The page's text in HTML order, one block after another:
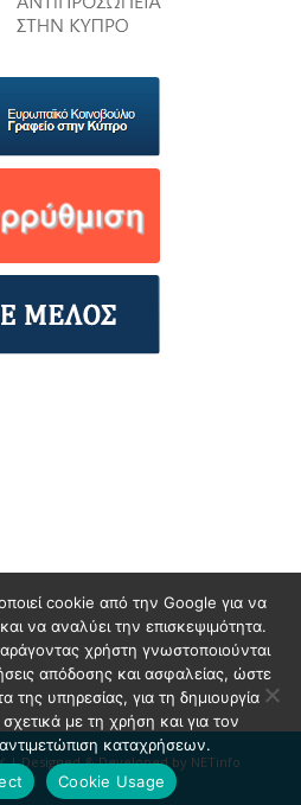
| Designed & Developed by NETinfo
cookie από την Google για να
να αναλύει την επισκεψιμότητα.
χρήστη γνωστοποιούνται
απόδοσης και ασφαλείας, ώστε
της υπηρεσίας, για τη δημιουργία
με τη χρήση και για τον
καταχρήσεων.
Cookie Usage